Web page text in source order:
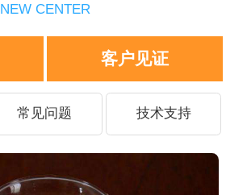
NEW CENTER
常见问题 技术支持
客户见证